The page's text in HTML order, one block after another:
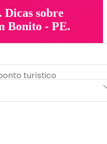
sobre
Bonito - PE.